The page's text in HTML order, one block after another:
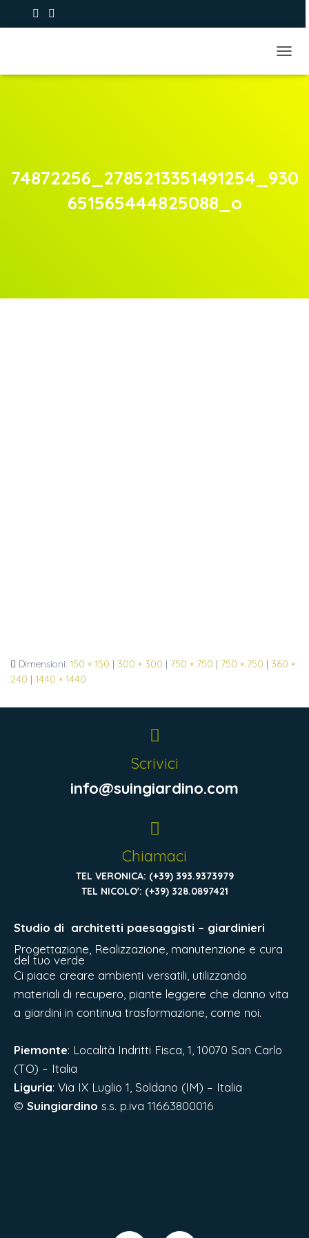
74872256_2785213351491254_930
651565444825088_o
Dimensioni: 150 × 150 | 300 × 300 | 750 × 750 | 750 × 750 | 360 ×
240 | 1440 × 1440
Scrivici
info@suingiardino.com
Chiamaci
TEL VERONICA: (+39) 393.9373979
TEL NICOLO': (+39) 328.0897421
Studio di architetti paesaggisti – giardinieri
Progettazione, Realizzazione, manutenzione e cura
del tuo verde
Ci piace creare ambienti versatili, utilizzando
materiali di recupero, piante leggere che danno vita
a giardini in continua trasformazione, come noi.
Piemonte: Località Indritti Fisca, 1, 10070 San Carlo
(TO) – Italia
Liguria: Via IX Luglio 1, Soldano (IM) – Italia
© Suingiardino s.s. p.iva 11663800016